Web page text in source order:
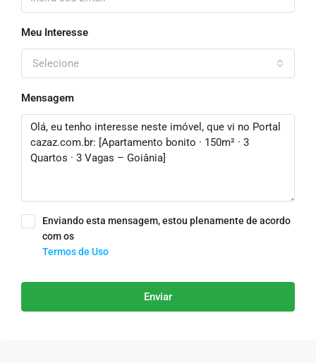
Meu Interesse
Selecione
Mensagem
Enviando esta mensagem, estou plenamente de acordo
com os
Termos de Uso
Enviar